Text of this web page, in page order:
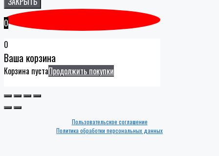
0
0
Ваша корзина
Корзина пустаПродолжить покупки
Пользовательское соглашение
Политика обработки персональных данных